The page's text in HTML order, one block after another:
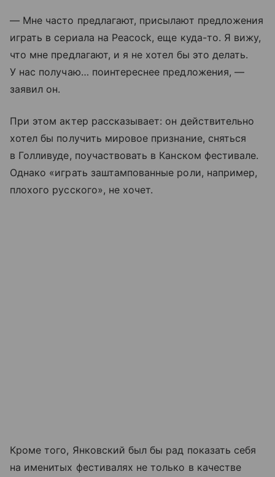
— Мне часто предлагают, присылают предложения
играть в сериала на Peacock, еще куда-то. Я вижу,
что мне предлагают, и я не хотел бы это делать.
У нас получаю… поинтереснее предложения, —
заявил он.
При этом актер рассказывает: он действительно
хотел бы получить мировое признание, сняться
в Голливуде, поучаствовать в Канском фестивале.
Однако «играть заштампованные роли, например,
плохого русского», не хочет.
Кроме того, Янковский был бы рад показать себя
на именитых фестивалях не только в качестве